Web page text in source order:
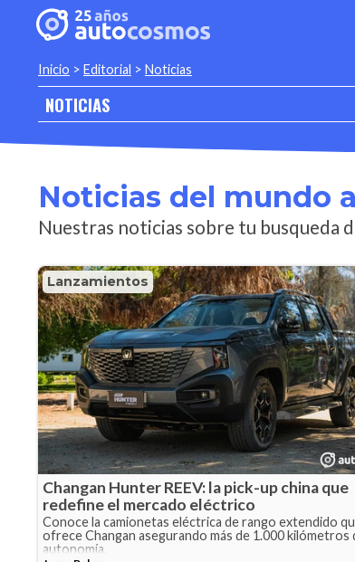
Inicio > Editorial > Noticias
NOTICIAS
Noticias del mundo
Nuestras noticias sobre tu busqueda
Lanzamientos
Changan Hunter REEV: la pick-up china que
redefine el mercado eléctrico
Conoce la camionetas eléctrica de rango extendido
ofrece Changan asegurando más de 1.000 kilómetros
autonomía.